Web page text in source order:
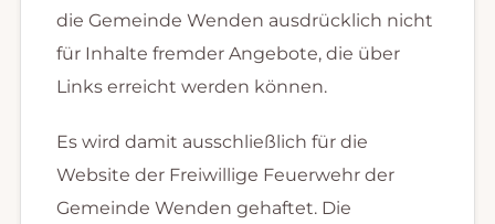
die Gemeinde Wenden ausdrücklich nicht
für Inhalte fremder Angebote, die über
Links erreicht werden können.
Es wird damit ausschließlich für die
Website der Freiwillige Feuerwehr der
Gemeinde Wenden gehaftet. Die